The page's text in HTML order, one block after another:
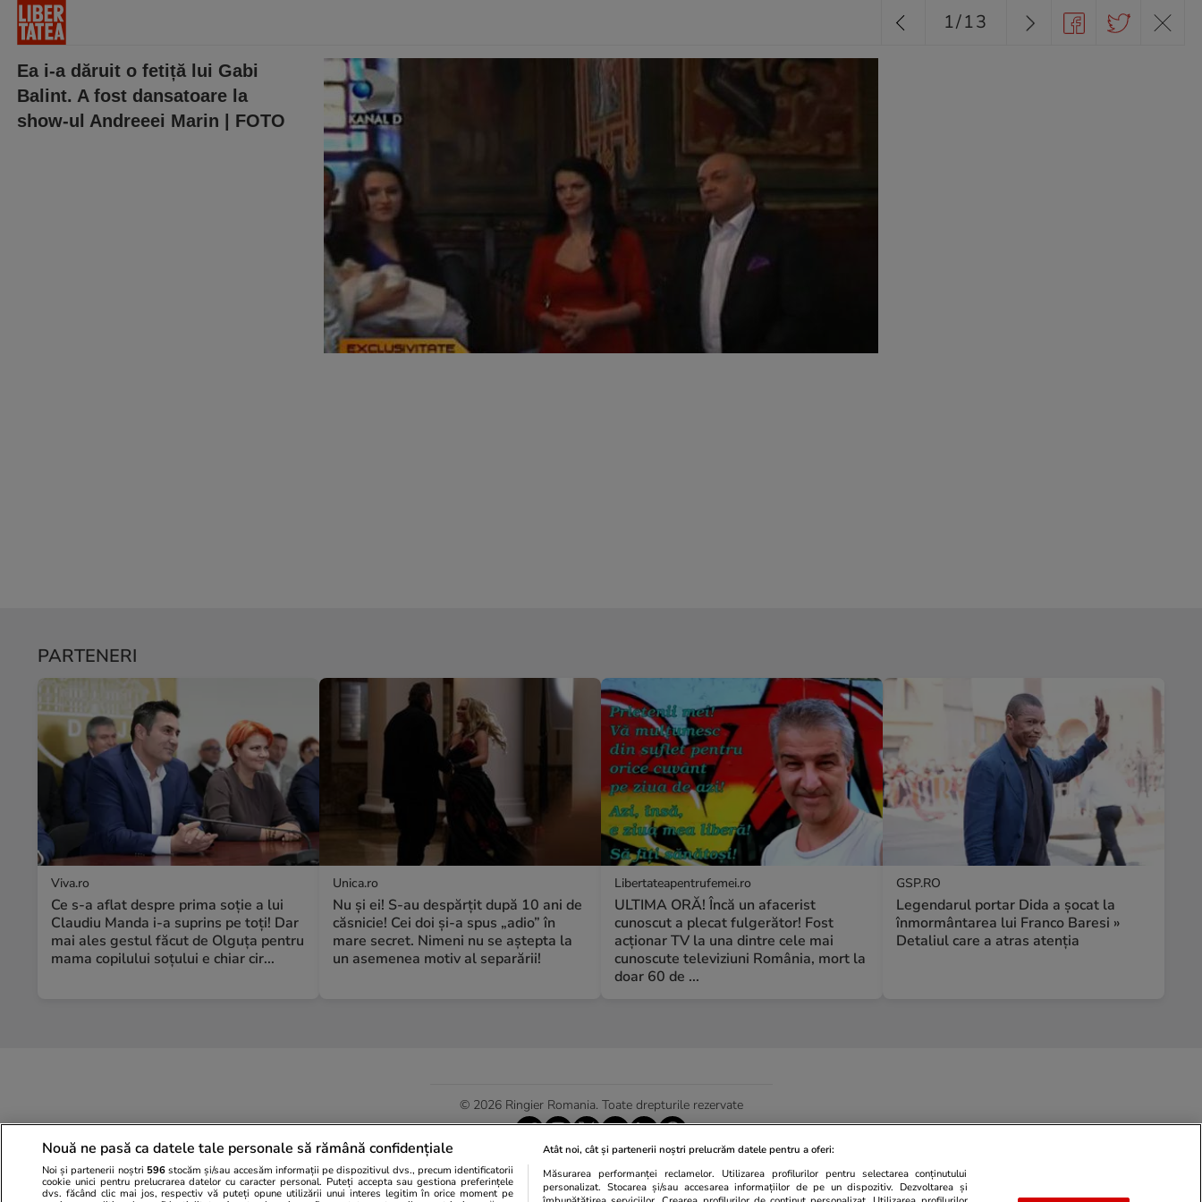
Ea i-a dăruit o fetiță lui Gabi
Balint. A fost dansatoare la
show-ul Andreeei Marin | FOTO
1/13
PARTENERI
Viva.ro
Ce s-a aflat despre prima soție a lui
Claudiu Manda i-a suprins pe toți! Dar
mai ales gestul făcut de Olguța pentru
mama copilului soțului e chiar cir...
Unica.ro
Nu și ei! S-au despărțit după 10 ani de
căsnicie! Cei doi și-a spus „adio” în
mare secret. Nimeni nu se aștepta la
un asemenea motiv al separării!
Libertateapentrufemei.ro
ULTIMA ORĂ! Încă un afacerist
cunoscut a plecat fulgerător! Fost
acționar TV la una dintre cele mai
cunoscute televiziuni România, mort la
doar 60 de ...
GSP.RO
Legendarul portar Dida a șocat la
înmormântarea lui Franco Baresi »
Detaliul care a atras atenția
© 2026 Ringier Romania. Toate drepturile rezervate
Actualizare preferințe cookies
Nouă ne pasă ca datele tale personale să rămână confidențiale
Noi și partenerii noștri 596stocăm și/sau accesăm informații pe dispozitivul dvs., precum identificatorii
cookie unici pentru prelucrarea datelor cu caracter personal. Puteți accepta sau gestiona preferințele
dvs. făcând clic mai jos, respectiv vă puteți opune utilizării unui interes legitim în orice moment pe
Atât noi, cât și partenerii noștri prelucrăm datele pentru a oferi:
Măsurarea performanței reclamelor. Utilizarea profilurilor pentru selectarea conținutului
personalizat. Stocarea și/sau accesarea informațiilor de pe un dispozitiv. Dezvoltarea și